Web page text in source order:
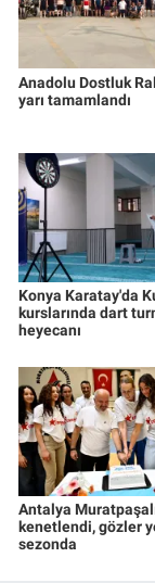
Anadolu Dostluk
yarı tamamlandı
Konya Karatay'da
kurslarında dart
heyecanı
Antalya
kenetlendi, gözler
sezonda